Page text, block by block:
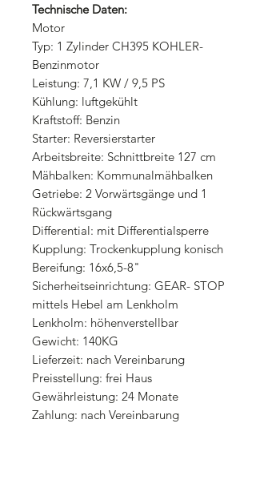
Technische Daten:
Motor
Typ: 1 Zylinder CH395 KOHLER-
Benzinmotor
Leistung: 7,1 KW / 9,5 PS
Kühlung: luftgekühlt
Kraftstoff: Benzin
Starter: Reversierstarter
Arbeitsbreite: Schnittbreite 127 cm
Mähbalken: Kommunalmähbalken
Getriebe: 2 Vorwärtsgänge und 1
Rückwärtsgang
Differential: mit Differentialsperre
Kupplung: Trockenkupplung konisch
Bereifung: 16x6,5-8"
Sicherheitseinrichtung: GEAR- STOP
mittels Hebel am Lenkholm
Lenkholm: höhenverstellbar
Gewicht: 140KG
Lieferzeit: nach Vereinbarung
Preisstellung: frei Haus
Gewährleistung: 24 Monate
Zahlung: nach Vereinbarung